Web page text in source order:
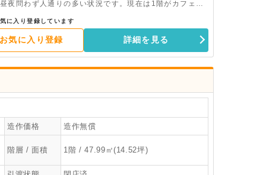
夜問わず人通りの多い状況です。現在は1階がカフェ、
状態の事務所仕様でお引渡しとなりますので、様々な
好立地物件になりますので、お早めにお問い合わせ下さ
に入り登録しています
お気に入り登録 詳細を見る
造作価格 造作無償
階層 / 面積 1階 / 47.99㎡(14.52坪)